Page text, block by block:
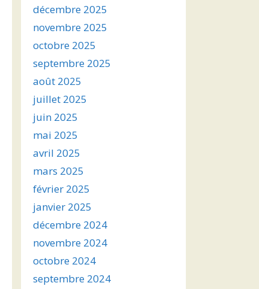
décembre 2025
novembre 2025
octobre 2025
septembre 2025
août 2025
juillet 2025
juin 2025
mai 2025
avril 2025
mars 2025
février 2025
janvier 2025
décembre 2024
novembre 2024
octobre 2024
septembre 2024